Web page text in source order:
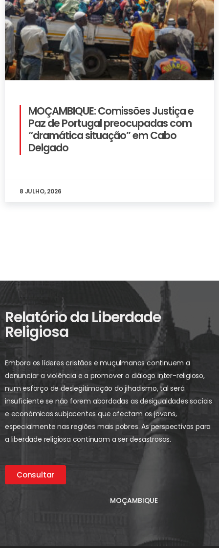
MOÇAMBIQUE: Comissões Justiça e
Paz de Portugal preocupadas com
“dramática situação” em Cabo
Delgado
8 JULHO, 2026
Relatório da Liberdade
Religiosa
Embora os líderes cristãos e muçulmanos continuem a
denunciar a violência e a promover o diálogo inter-religioso,
num esforço de deslegitimação do jihadismo, tal será
insuficiente se não forem abordadas as desigualdades sociais
e económicas subjacentes que afectam os jovens,
especialmente nas regiões mais pobres. As perspectivas para
a liberdade religiosa continuam a ser desastrosas.
Consultar
MOÇAMBIQUE